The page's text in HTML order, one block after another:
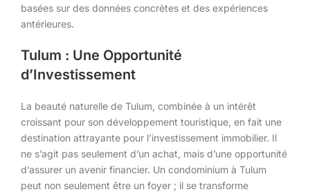
basées sur des données concrètes et des expériences
antérieures.
Tulum : Une Opportunité
d’Investissement
La beauté naturelle de Tulum, combinée à un intérêt
croissant pour son développement touristique, en fait une
destination attrayante pour l’investissement immobilier. Il
ne s’agit pas seulement d’un achat, mais d’une opportunité
d’assurer un avenir financier. Un condominium à Tulum
peut non seulement être un foyer ; il se transforme